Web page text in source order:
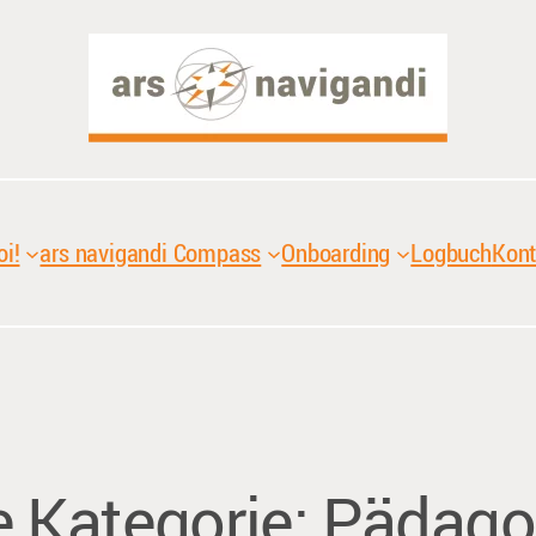
ars navigandi Compass Onboarding Logbuch